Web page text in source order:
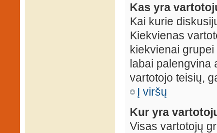
Kas yra
Kai kurie
Kiekvienas
kiekvienai
labai palengvina
vartotojo teisių,
Į viršų
Kur yra
Visas vartotojų